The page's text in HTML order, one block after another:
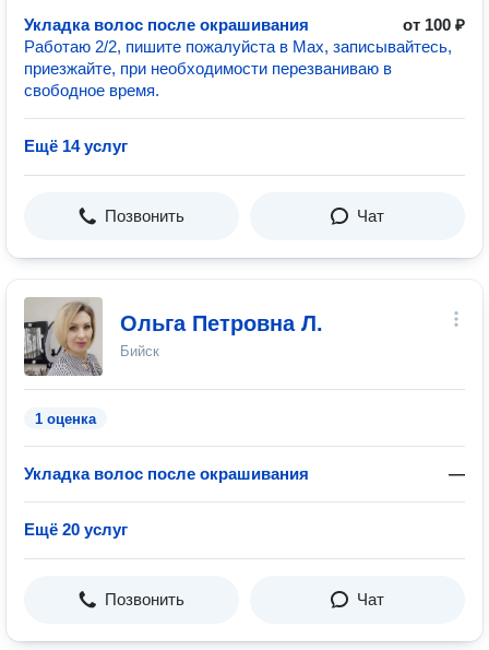
Укладка волос после окрашивания
от 100 ₽
Работаю 2/2, пишите пожалуйста в Мах, записывайтесь,
приезжайте, при необходимости перезваниваю в
свободное время.
Ещё 14 услуг
Позвонить Чат
Ольга Петровна Л.
Бийск
1 оценка
Укладка волос после окрашивания —
Ещё 20 услуг
Позвонить Чат